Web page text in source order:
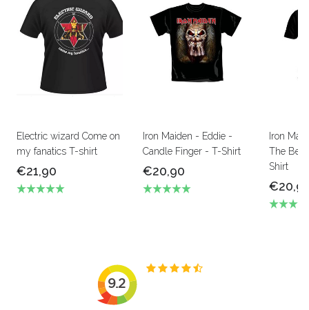
Electric wizard Come on
my fanatics T-shirt
€21,90
Iron Maiden - Eddie -
Candle Finger - T-Shirt
€20,90
Iron
The
Shirt